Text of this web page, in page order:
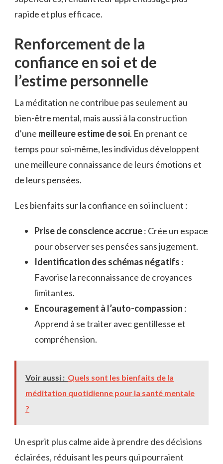
rapide et plus efficace.
Renforcement de la
confiance en soi et de
l’estime personnelle
La méditation ne contribue pas seulement au
bien-être mental, mais aussi à la construction
d’une meilleure estime de soi. En prenant ce
temps pour soi-même, les individus développent
une meilleure connaissance de leurs émotions et
de leurs pensées.
Les bienfaits sur la confiance en soi incluent :
Prise de conscience accrue: Crée un espace
pour observer ses pensées sans jugement.
Identification des schémas négatifs :
Favorise la reconnaissance de croyances
limitantes.
Encouragement à l’auto-compassion :
Apprend à se traiter avec gentillesse et
compréhension.
Voir aussi : Quels sont les bienfaits de la
méditation quotidienne pour la santé mentale
?
Un esprit plus calme aide à prendre des décisions
éclairées, réduisant les peurs qui pourraient